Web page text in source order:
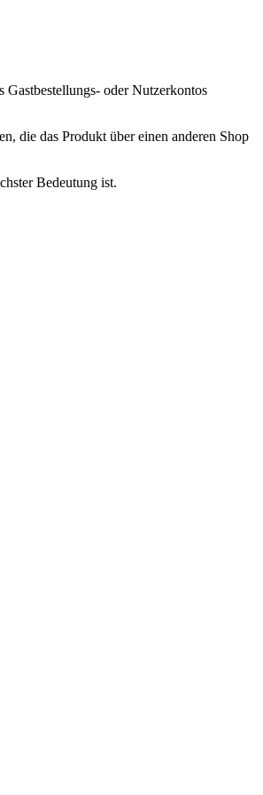
oder Nutzerkontos
die das Produkt über einen anderen Shop
Bedeutung ist.